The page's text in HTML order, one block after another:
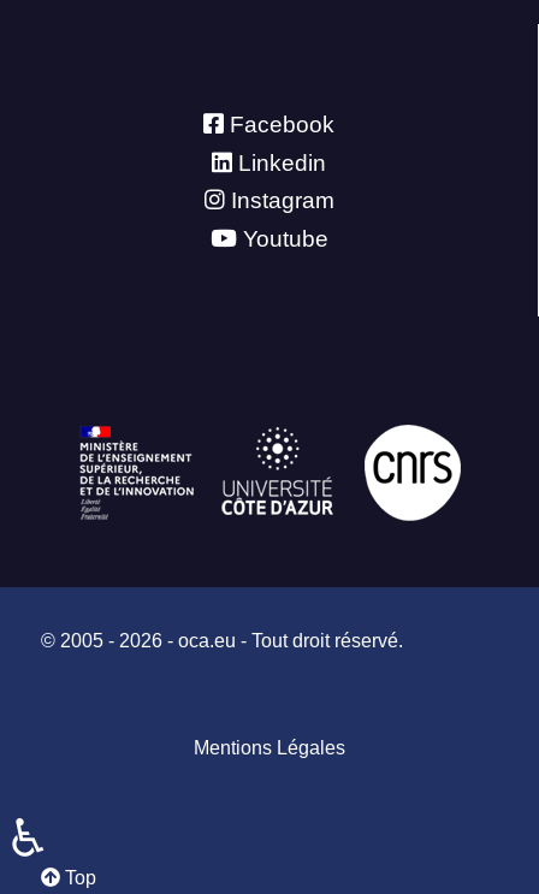
Facebook
Linkedin
Instagram
Youtube
© 2005 - 2026 - oca.eu - Tout droit réservé.
Mentions Légales
Top